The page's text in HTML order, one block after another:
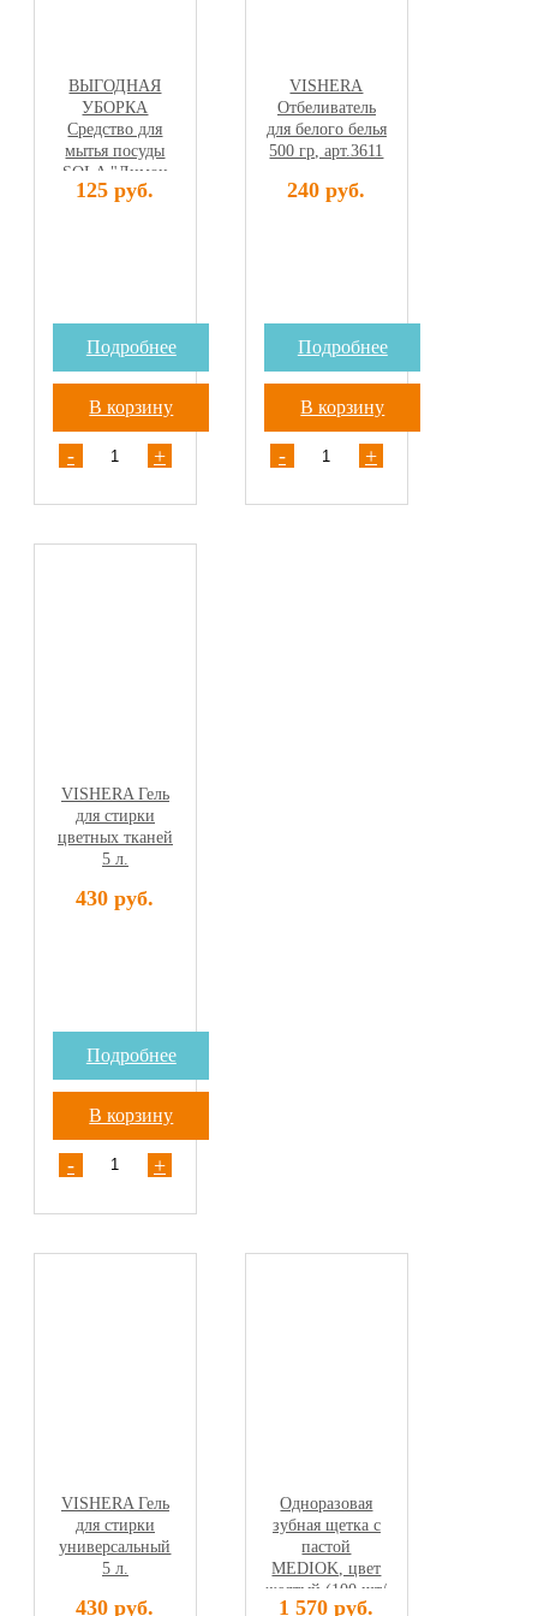
ВЫГОДНАЯ
УБОРКА
Средство для
мытья посуды
SOLA "Лимон
эффект" 500мл
125 руб.
Подробнее
В корзину
- +
VISHERA
Отбеливатель
для белого белья
500 гр, арт.3611
240 руб.
Подробнее
В корзину
- +
VISHERA Гель
для стирки
цветных тканей
5 л.
430 руб.
Подробнее
В корзину
- +
VISHERA Гель
для стирки
универсальный
5 л.
430 руб.
Одноразовая
зубная щетка с
пастой
MEDIOK, цвет
желтый (100 шт/
упак)
1 570 руб.